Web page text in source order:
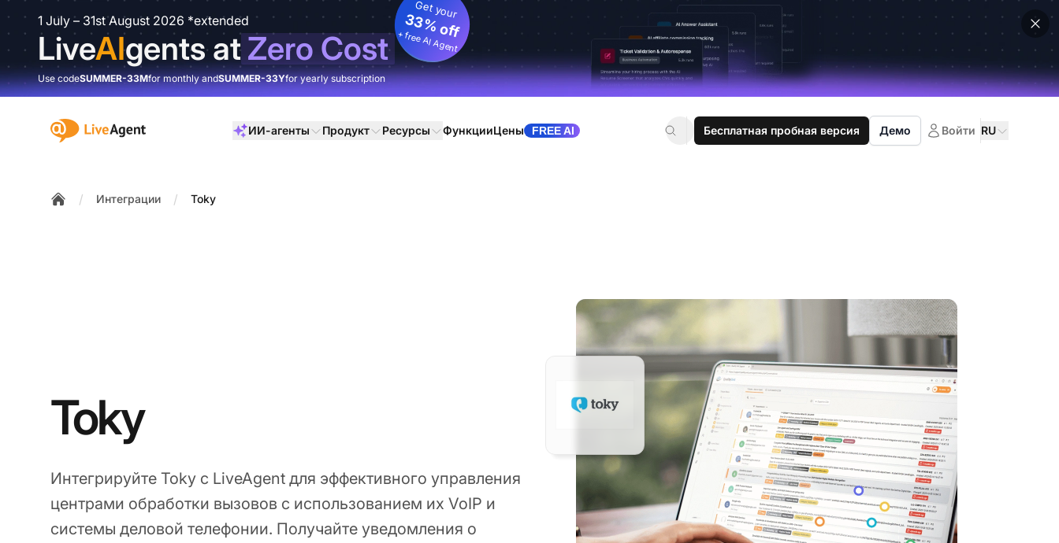
1 July – 31st August 2026 *extended
LiveAIgents atZero Cost
Get your
33% off
+ free AI Agent
Use codeSUMMER-33Mfor monthly andSUMMER-33Yfor yearly subscription
:site.title ИИ-агенты Продукт Ресурсы ФункцииЦены FREE AI Бесплатная пробная версия Демо Войти RU
/ Интеграции / Toky
Toky
Интегрируйте Toky с LiveAgent для эффективного управления
центрами обработки вызовов с использованием их VoIP и
системы деловой телефонии. Получайте уведомления о